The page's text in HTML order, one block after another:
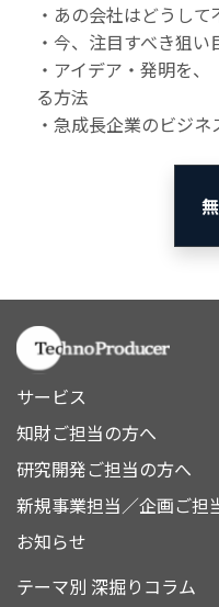
・あの会社はどうし
・今、注目すべき狙
・アイデア・発明を
る方法
・急成長企業のビジ
サービス
知財ご担当の方へ
研究開発ご担当の方へ
新規事業担当／企画ご担
お知らせ
テーマ別 深掘りコラム